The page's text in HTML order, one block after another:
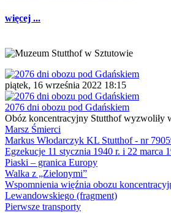
więcej ...
piątek, 16 września 2022 18:15
2076 dni obozu pod Gdańskiem
Obóz koncentracyjny Stutthof wyzwoliły
Marsz Śmierci
Markus Włodarczyk KL Stutthof - nr
Egzekucje 11 stycznia 1940 r. i 22 marca
Piaski – granica Europy
Walka z „Zielonymi”
Wspomnienia więźnia obozu
Lewandowskiego (fragment)
Pierwsze transporty